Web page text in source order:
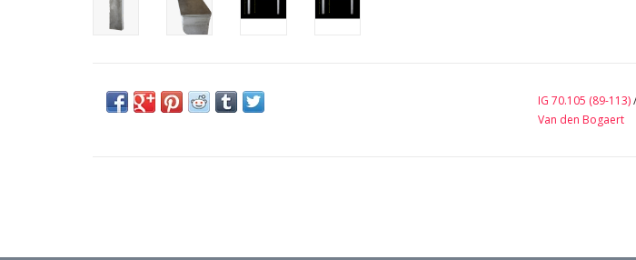
IG 70.105 (89-113)/
Van den Bogaert